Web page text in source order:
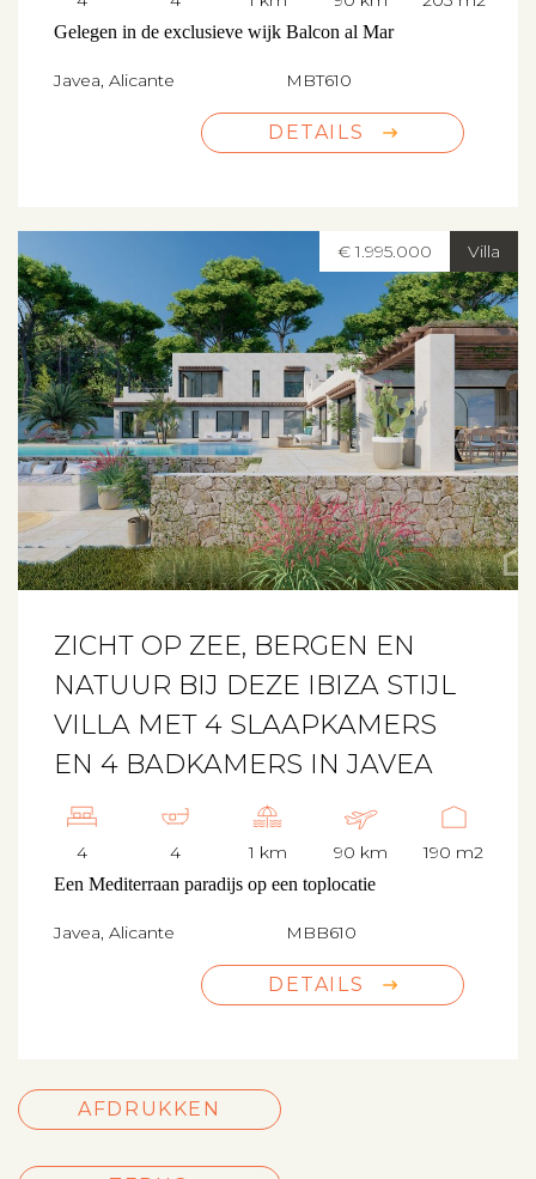
Gelegen in de exclusieve wijk Balcon al Mar
Javea, Alicante MBT610
DETAILS
Villa
€ 1.995.000
ZICHT OP ZEE, BERGEN EN
NATUUR BIJ DEZE IBIZA STIJL
VILLA MET 4 SLAAPKAMERS
EN 4 BADKAMERS IN JAVEA
4 4 1 km 90 km 190 m2
Een Mediterraan paradijs op een toplocatie
Javea, Alicante MBB610
DETAILS
AFDRUKKEN